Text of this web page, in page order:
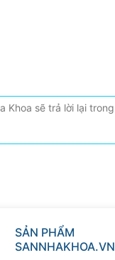
SẢN PHẨM
SANNHAKHOA.VN